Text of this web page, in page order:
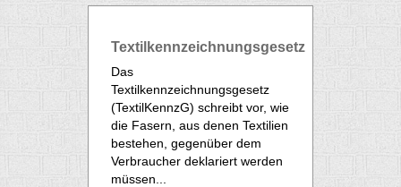
Textilkennzeichnungsgesetz
Das
Textilkennzeichnungsgesetz
(TextilKennzG) schreibt vor, wie
die Fasern, aus denen Textilien
bestehen, gegenüber dem
Verbraucher deklariert werden
müssen...